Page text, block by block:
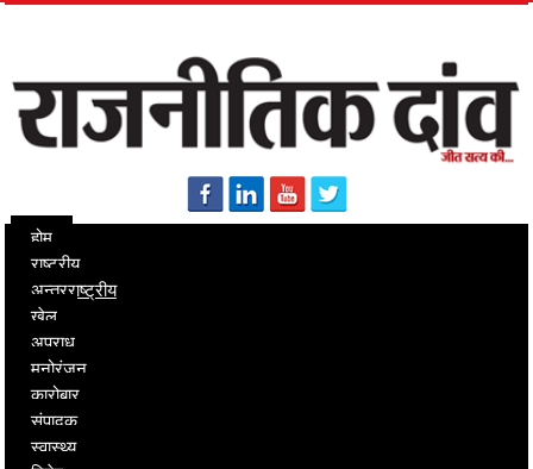
होम
राष्ट्रीय
अन्तरराष्ट्रीय
खेल
अपराध
मनोरंजन
कारोबार
संपादक
स्वास्थ्य